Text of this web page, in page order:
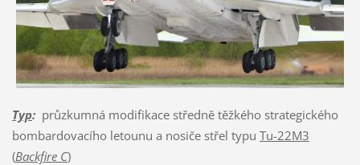
Typ:průzkumná modifikace středně těžkého strategického
bombardovacího letounu a nosiče střel typu Tu-22M3
(Backfire C)